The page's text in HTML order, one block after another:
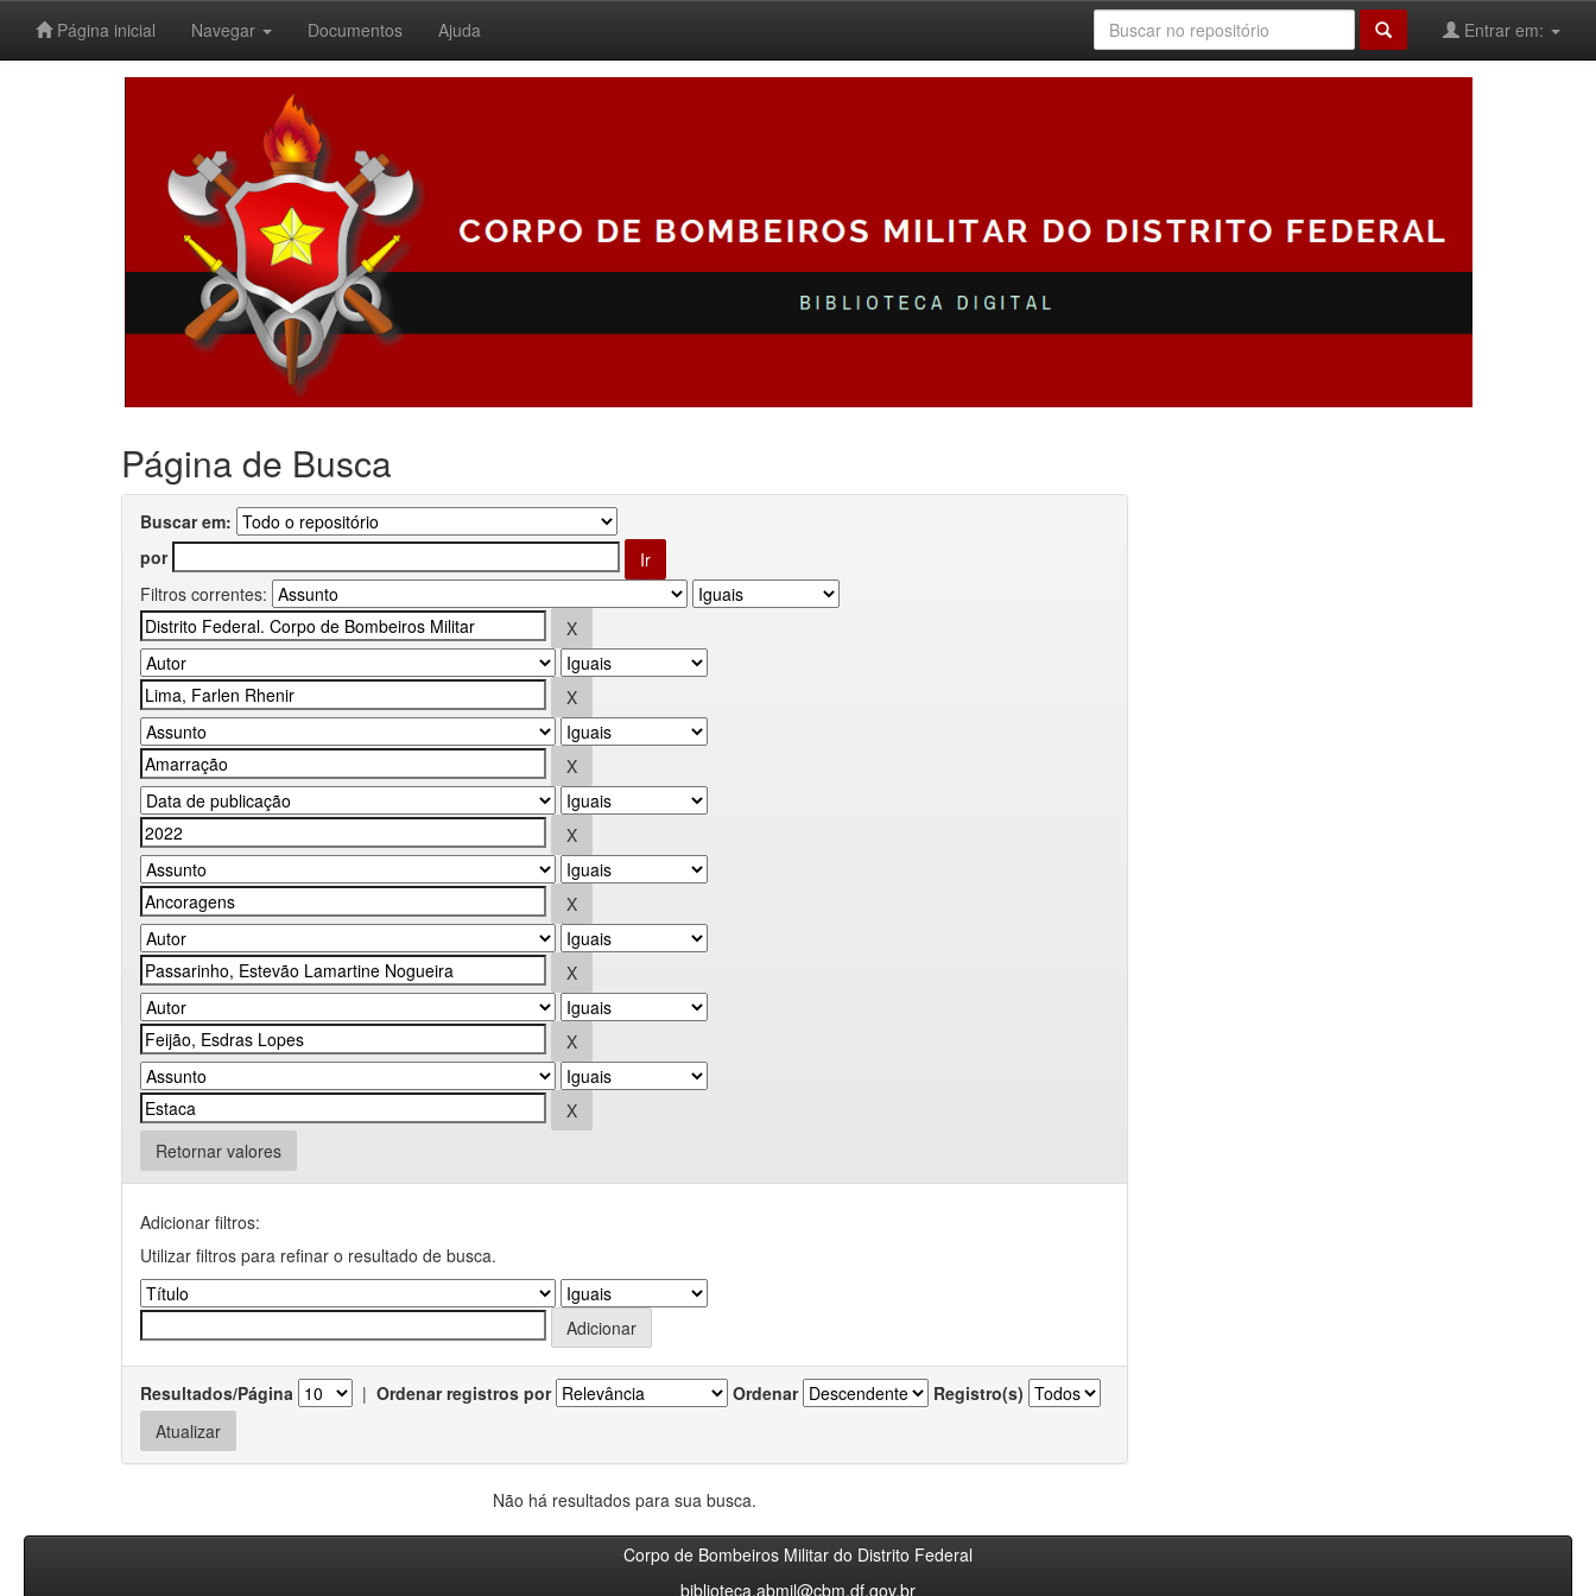
Página inicial Navegar Documentos Ajuda Entrar em:
Página de Busca
Buscar em:
por
Filtros correntes:
Retornar valores
Adicionar filtros:
Utilizar filtros para refinar o resultado de busca.
Resultados/Página | Ordenar registros por Ordenar Registro(s)
Não há resultados para sua busca.
Corpo de Bombeiros Militar do Distrito Federal
biblioteca.abmil@cbm.df.gov.br